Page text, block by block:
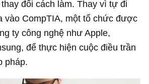
đổi cách làm. Thay vì tự đi
vào CompTIA, một tổ chức được
ty công nghệ như Apple,
để thực hiện cuộc điều trần
pháp.